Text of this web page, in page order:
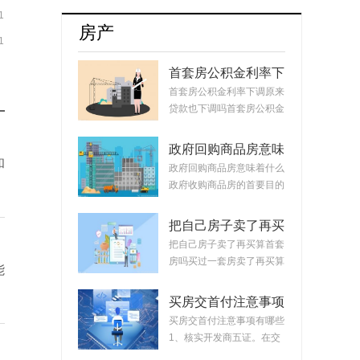
房产
首套房公积金利率下
调原来贷款也下调
吗？公积金贷款会随
吗？
首套房公积金利率下调原来
贷款也下调吗首套房公积金
政府回购商品房意味
着什么？政府回购安
置房价格如何定？
政府回购商品房意味着什么
政府收购商品房的首要目的
把自己房子卖了再买
算首套房吗？把房子
卖掉再买房子算二套
把自己房子卖了再买算首套
房吗买过一套房卖了再买算
买房交首付注意事项
有哪些？买房交完首
付款后接下来的流程
买房交首付注意事项有哪些
1、核实开发商五证。在交